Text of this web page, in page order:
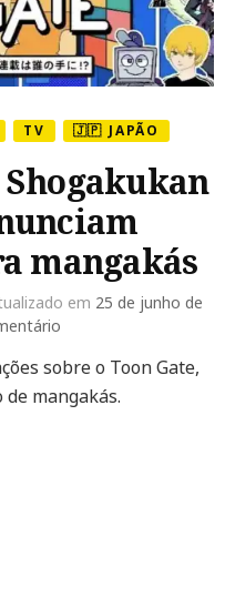
TV 🇯🇵 JAPÃO
mangakás
em 25 de junho de
Gate:
Shogakukan
sobre o Toon Gate,
mangakás.